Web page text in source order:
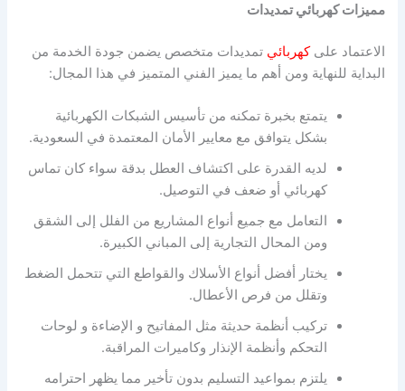
مميزات كهربائي تمديدات
الاعتماد علىكهربائي تمديدات متخصص يضمن جودة الخدمة من
البداية للنهاية ومن أهم ما يميز الفني المتميز في هذا المجال:
يتمتع بخبرة تمكنه من تأسيس الشبكات الكهربائية
بشكل يتوافق مع معايير الأمان المعتمدة في السعودية.
لديه القدرة على اكتشاف العطل بدقة سواء كان تماس
كهربائي أو ضعف في التوصيل.
التعامل مع جميع أنواع المشاريع من الفلل إلى الشقق
ومن المحال التجارية إلى المباني الكبيرة.
يختار أفضل أنواع الأسلاك والقواطع التي تتحمل الضغط
وتقلل من فرص الأعطال.
تركيب أنظمة حديثة مثل المفاتيح و الإضاءة و لوحات
التحكم وأنظمة الإنذار وكاميرات المراقبة.
يلتزم بمواعيد التسليم بدون تأخير مما يظهر احترامه